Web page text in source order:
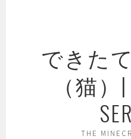
できた
（猫）|
THE